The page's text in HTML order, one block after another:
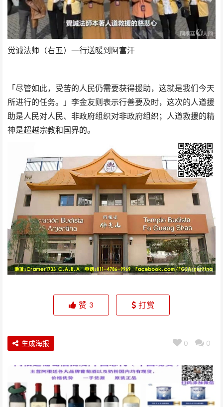
觉诚法师（右五）一行送暖到阿富汗
「尽管如此，受苦的人民仍需要获得援助，这就是我们今天
所进行的任务。」李金友则表示行善要及时，这次的人道援
助是人民对人民、非政府组织对非政府组织；人道救援的精
神是超越宗教和国界的。
赞 3 打赏
0 0
生成海报